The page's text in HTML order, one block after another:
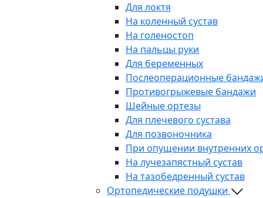
Для локтя
На коленный сустав
На голеностоп
На пальцы руки
Для беременных
Послеоперационные
Противогрыжевые бандажи
Шейные ортезы
Для плечевого сустава
Для позвоночника
При опущении внутренних
На лучезапястный сустав
На тазобедренный сустав
Ортопедические подушки